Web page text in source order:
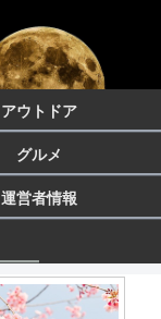
アウトドア
グルメ
運営者情報